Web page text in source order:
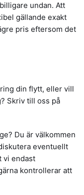
undan. Att
gällande exakt
pris eftersom det
din flytt, eller vill
Skriv till oss på
Du är välkommen
eventuellt
vi endast
kontrollerar att